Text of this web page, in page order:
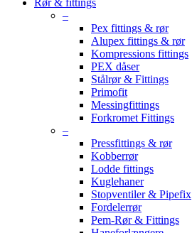
Rør & fittings
–
Pex fittings & rør
Alupex fittings & rør
Kompressions fittings
PEX dåser
Stålrør & Fittings
Primofit
Messingfittings
Forkromet Fittings
–
Pressfittings & rør
Kobberrør
Lodde fittings
Kuglehaner
Stopventiler & Pipefix
Fordelerrør
Pem-Rør & Fittings